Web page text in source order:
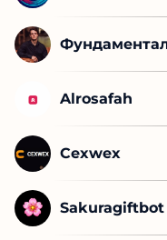
Alrosafah
Cexwex
Sakuragiftbot